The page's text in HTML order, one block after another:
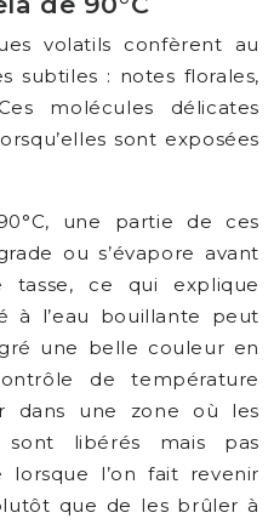
volatils confèrent au
subtiles : notes florales,
molécules délicates
sont exposées
une partie de ces
ou s’évapore avant
tasse, ce qui explique
à l’eau bouillante peut
une belle couleur en
de température
dans une zone où les
sont libérés mais pas
l’on fait revenir
que de les brûler à